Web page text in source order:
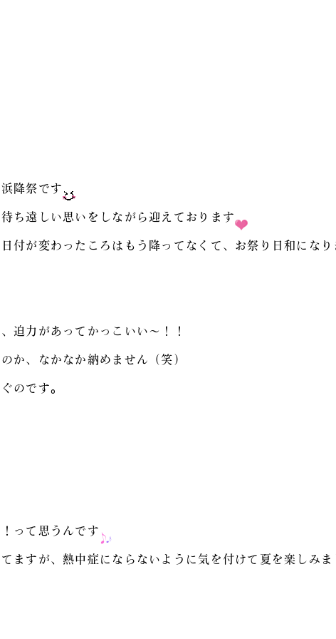
降祭です
ち遠しい思いをしながら迎えております
付が変わったころはもう降ってなくて、お祭り日和にな
迫力があってかっこいい〜！！
か、なかなか納めません（笑）
のです。
って思うんです
ますが、熱中症にならないように気を付けて夏を楽しみま